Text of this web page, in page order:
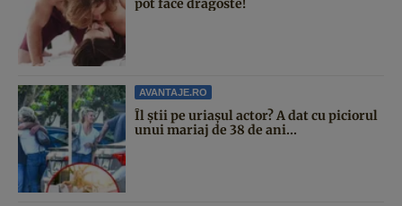
pot face dragoste!
AVANTAJE.RO
Îl știi pe uriașul actor? A dat cu piciorul
unui mariaj de 38 de ani...